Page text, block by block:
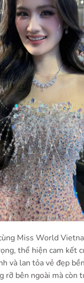
Miss World
thể hiện cam kết
và lan tỏa vẻ đẹp
rỡ bên ngoài mà còn